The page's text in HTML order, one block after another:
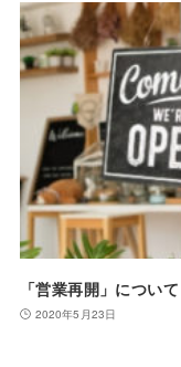
「営業再開」について
2020年5月23日